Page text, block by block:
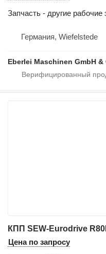
Запчасть - другие
Германия, Wiefelstede
Eberlei Maschinen GmbH &
Цена по запросу